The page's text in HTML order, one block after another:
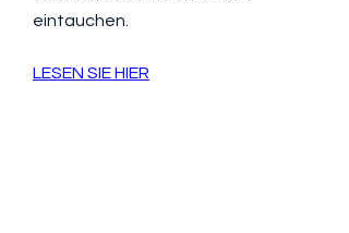
eintauchen.
LESEN SIE HIER